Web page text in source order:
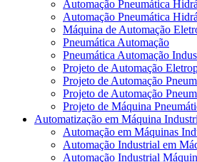
Automação Pneumática
Automação Pneumática
Máquina de Automação
Pneumática Automação
Pneumática Automação
Projeto de Automação
Projeto de Automação
Projeto de Automação
Projeto de Máquina
Automatização em Máquina
Automação em Máquinas
Automação Industrial em
Automação Industrial